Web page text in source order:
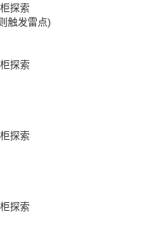
探索
触发雷点)
探索
探索
探索